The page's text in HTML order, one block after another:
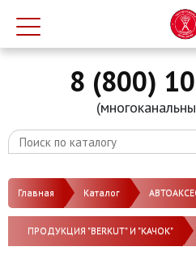
8 (800)
Главная Каталог
ПРОДУКЦИЯ "BERKUT" И "КАЧОК"